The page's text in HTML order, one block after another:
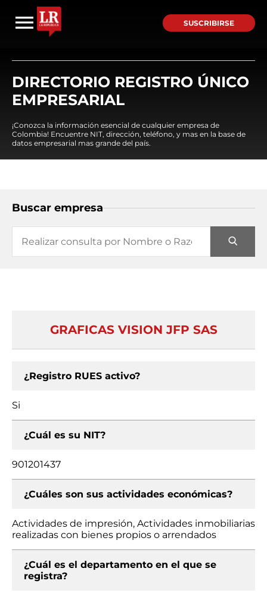
SUSCRIBIRSE
DIRECTORIO REGISTRO ÚNICO
EMPRESARIAL
¡Conozca la información esencial de cualquier empresa de
Colombia! Encuentre NIT, dirección, teléfono, y mas en la base de
datos empresarial mas grande del país.
Buscar empresa
GRAFICAS VISION JFP SAS
¿Registro RUES activo?
Si
¿Cuál es su NIT?
901201437
¿Cuáles son sus actividades económicas?
Actividades de impresión, Actividades inmobiliarias
realizadas con bienes propios o arrendados
¿Cuál es el departamento en el que se
registra?